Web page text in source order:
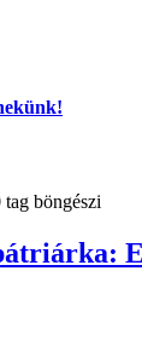
böngészi